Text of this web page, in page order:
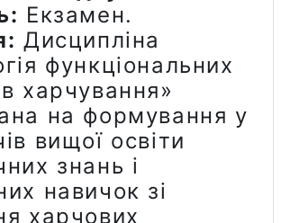
Екзамен.
Дисципліна
функціональних
харчування»
на формування у
вищої освіти
знань і
навичок зі
харчових